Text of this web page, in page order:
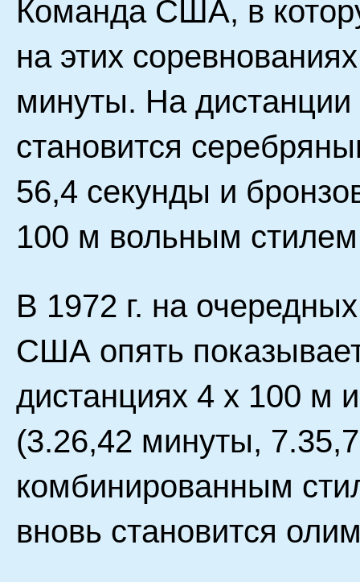
Команда США, в
на этих
минуты. На
становится
56,4 секунды и
100 м вольным
В 1972 г. на
США опять
дистанциях 4 х 100 м
(3.26,42 минуты,
комбинированным
вновь становится